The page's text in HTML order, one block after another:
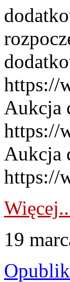
https://
Aukcja
https://
Aukcja
https://
19